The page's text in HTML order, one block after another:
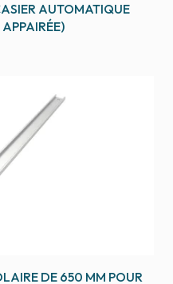
AUTOMATIQUE
DE 650 MM POUR